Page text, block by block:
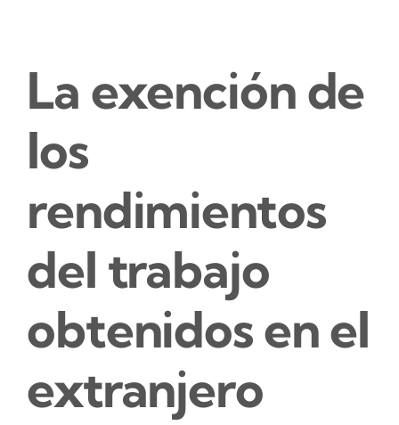
La exención de
los
rendimientos
del trabajo
obtenidos en el
extranjero